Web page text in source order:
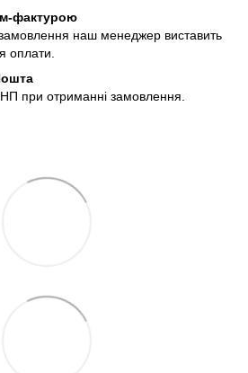
фактурою
наш менеджер виставить
оплати.
НП при отриманні замовлення.